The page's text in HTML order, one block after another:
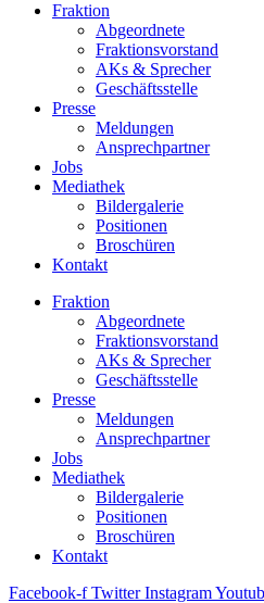
Fraktion
Abgeordnete
Fraktions­vorstand
AKs & Sprecher
Geschäftsstelle
Presse
Meldungen
Ansprechpartner
Jobs
Mediathek
Bildergalerie
Positionen
Broschüren
Kontakt
Fraktion
Abgeordnete
Fraktions­vorstand
AKs & Sprecher
Geschäftsstelle
Presse
Meldungen
Ansprechpartner
Jobs
Mediathek
Bildergalerie
Positionen
Broschüren
Kontakt
Facebook-f Twitter Instagram